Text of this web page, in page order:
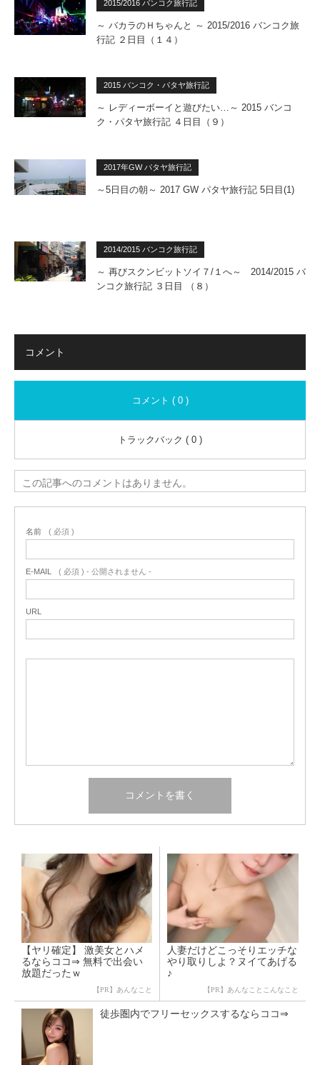
2015/2016 バンコク旅行記
～ バカラのＨちゃんと ～ 2015/2016 バンコク旅
行記 ２日目（１４）
2015 バンコク・パタヤ旅行記
～ レディーボーイと遊びたい…～ 2015 バンコ
ク・パタヤ旅行記 ４日目（９）
2017年GW パタヤ旅行記
～5日目の朝～ 2017 GW パタヤ旅行記 5日目(1)
2014/2015 バンコク旅行記
～ 再びスクンビットソイ７/１へ～ 2014/2015 バ
ンコク旅行記 ３日目 （８）
コメント
コメント ( 0 )
トラックバック ( 0 )
この記事へのコメントはありません。
名前 ( 必須 )
E-MAIL ( 必須 ) - 公開されません -
URL